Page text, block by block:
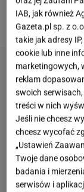
publikuje
dietetycznym
IAB, jak również
Gazeta.pl sp. z
takie jak adresy
cookie lub inne
marketingowych,
reklam
swoich
treści w nich
Jeśli nie chcesz
chcesz wycofać
„Ustawień
Twoje dane
badania i
serwisów i